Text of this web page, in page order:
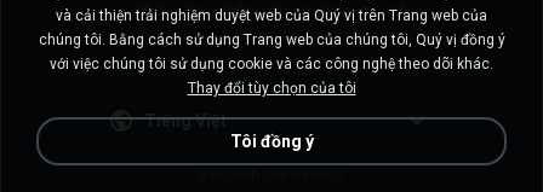
Không bán thông tin cá nhân của tôi
Không chia sẻ thông tin cá nhân của tôi
Tiếng Việt
và cải thiện trải nghiệm duyệt web của Quý vị trên Trang web của
chúng tôi. Bằng cách sử dụng Trang web của chúng tôi, Quý vị đồng ý
với việc chúng tôi sử dụng cookie và các công nghệ theo dõi khác.
Thay đổi tùy chọn của tôi
Tôi đồng ý